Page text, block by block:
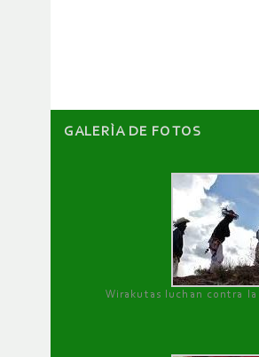
GALERÌA DE FOTOS
Wirakutas luchan contra